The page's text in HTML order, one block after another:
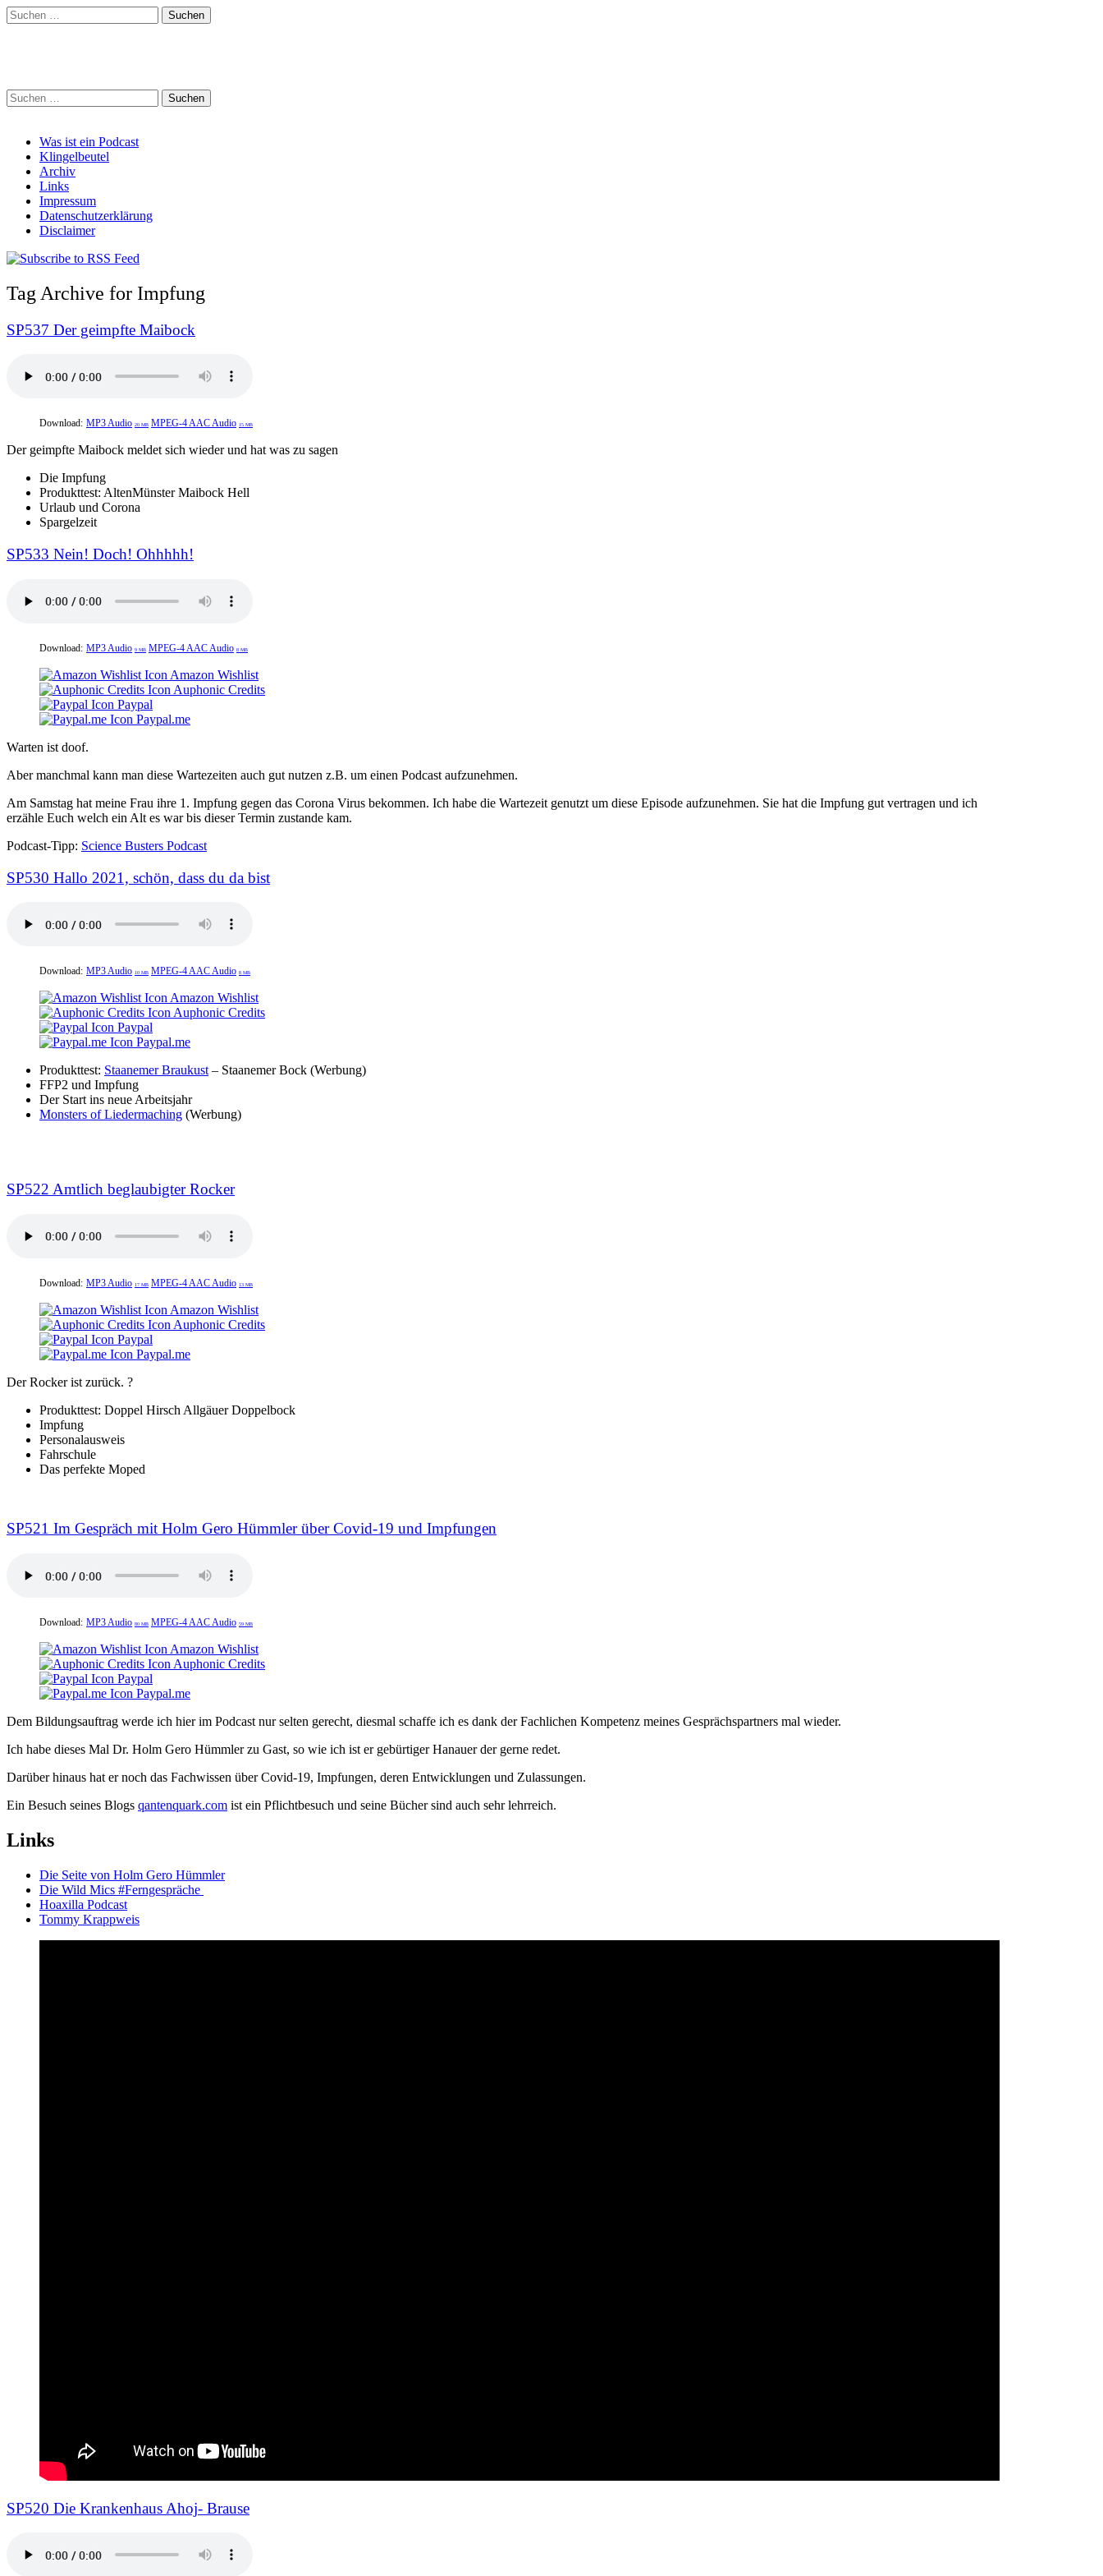
Suchen
nach:
Suchen
nach:
Main
menu
Skip
content
Was ist ein Podcast
Klingelbeutel
Archiv
Links
Impressum
Datenschutzerklärung
Disclaimer
Tag Archive for Impfung
SP537 Der geimpfte Maibock
Download: MP3 Audio 20 MB MPEG-4 AAC Audio 15 MB
Der geimpfte Maibock meldet sich wieder und hat was zu sagen
Die Impfung
Produkttest: AltenMünster Maibock Hell
Urlaub und Corona
Spargelzeit
SP533 Nein! Doch! Ohhhhh!
Download: MP3 Audio 9 MB MPEG-4 AAC Audio 8 MB
Amazon Wishlist
Auphonic Credits
Paypal
Paypal.me
Warten ist doof.
Aber manchmal kann man diese Wartezeiten auch gut nutzen z.B. um einen Podcast aufzunehmen.
Am Samstag hat meine Frau ihre 1. Impfung gegen das Corona Virus bekommen. Ich habe die Wartezeit genutzt um diese Episode aufzunehmen. Sie hat die Impfung gut vertragen und ich
erzähle Euch welch ein Alt es war bis dieser Termin zustande kam.
Podcast-Tipp: Science Busters Podcast
SP530 Hallo 2021, schön, dass du da bist
Download: MP3 Audio 10 MB MPEG-4 AAC Audio 8 MB
Amazon Wishlist
Auphonic Credits
Paypal
Paypal.me
Produkttest: Staanemer Braukust – Staanemer Bock (Werbung)
FFP2 und Impfung
Der Start ins neue Arbeitsjahr
Monsters of Liedermaching (Werbung)
SP522 Amtlich beglaubigter Rocker
Download: MP3 Audio 17 MB MPEG-4 AAC Audio 13 MB
Amazon Wishlist
Auphonic Credits
Paypal
Paypal.me
Der Rocker ist zurück. ?
Produkttest: Doppel Hirsch Allgäuer Doppelbock
Impfung
Personalausweis
Fahrschule
Das perfekte Moped
SP521 Im Gespräch mit Holm Gero Hümmler über Covid-19 und Impfungen
Download: MP3 Audio 80 MB MPEG-4 AAC Audio 59 MB
Amazon Wishlist
Auphonic Credits
Paypal
Paypal.me
Dem Bildungsauftrag werde ich hier im Podcast nur selten gerecht, diesmal schaffe ich es dank der Fachlichen Kompetenz meines Gesprächspartners mal wieder.
Ich habe dieses Mal Dr. Holm Gero Hümmler zu Gast, so wie ich ist er gebürtiger Hanauer der gerne redet.
Darüber hinaus hat er noch das Fachwissen über Covid-19, Impfungen, deren Entwicklungen und Zulassungen.
Ein Besuch seines Blogs qantenquark.com ist ein Pflichtbesuch und seine Bücher sind auch sehr lehrreich.
Links
Die Seite von Holm Gero Hümmler
Die Wild Mics #Ferngespräche
Hoaxilla Podcast
Tommy Krappweis
SP520 Die Krankenhaus Ahoj- Brause